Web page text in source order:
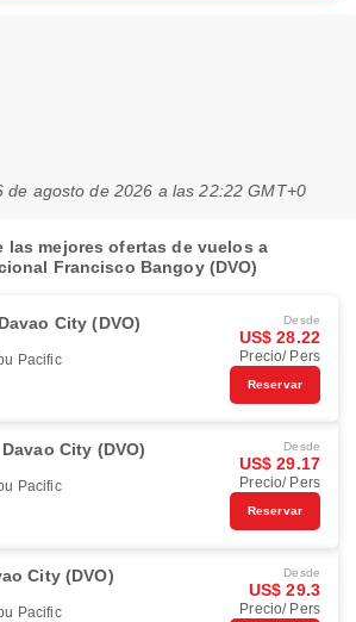
de agosto de 2026 a las 22:22 GMT+0
las mejores ofertas de vuelos a
Francisco Bangoy (DVO)
Davao City (DVO)
Pacific
Desde
US$ 28.22
Precio/ Pers
Reservar
Davao City (DVO)
Pacific
Desde
US$ 29.17
Precio/ Pers
Reservar
City (DVO)
Pacific
Desde
US$ 29.3
Precio/ Pers